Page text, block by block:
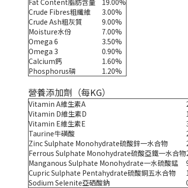
Crude Fibres粗纖維
3.00%
Crude Ash粗灰質
9.00%
Moisture水份
7.00%
Omega 6
3.50%
Omega 3
0.90%
Calcium鈣
1.60%
Phosphorus磷
1.20%
營養添加劑（每KG）
Vitamin A維生素A
Vitamin D維生素D
Vitamin E維生素E
Taurine牛磺酸
Zinc Sulphate Monohydrate硫酸鋅一水合物
Ferrous Sulphate Monohydrate硫酸亞鐵一水合物
Manganous Sulphate Monohydrate一水硫酸錳
Cupric Sulphate Pentahydrate硫酸銅五水合物
Sodium Selenite亞硒酸鈉